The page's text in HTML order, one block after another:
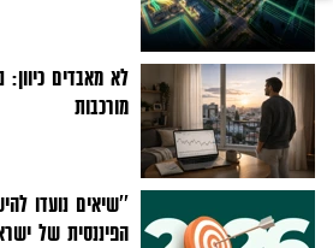
לא מאבדים כיוון:
מורכבות
''שיאים נועדו
הפיננסית של ישראל